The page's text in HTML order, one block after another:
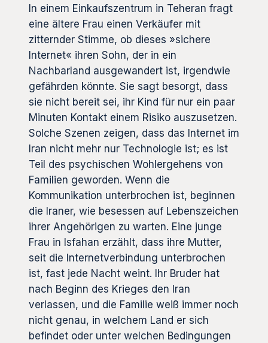
In einem Einkaufszentrum in Teheran fragt
eine ältere Frau einen Verkäufer mit
zitternder Stimme, ob dieses »sichere
Internet« ihren Sohn, der in ein
Nachbarland ausgewandert ist, irgendwie
gefährden könnte. Sie sagt besorgt, dass
sie nicht bereit sei, ihr Kind für nur ein paar
Minuten Kontakt einem Risiko auszusetzen.
Solche Szenen zeigen, dass das Internet im
Iran nicht mehr nur Technologie ist; es ist
Teil des psychischen Wohlergehens von
Familien geworden. Wenn die
Kommunikation unterbrochen ist, beginnen
die Iraner, wie besessen auf Lebenszeichen
ihrer Angehörigen zu warten. Eine junge
Frau in Isfahan erzählt, dass ihre Mutter,
seit die Internetverbindung unterbrochen
ist, fast jede Nacht weint. Ihr Bruder hat
nach Beginn des Krieges den Iran
verlassen, und die Familie weiß immer noch
nicht genau, in welchem Land er sich
befindet oder unter welchen Bedingungen